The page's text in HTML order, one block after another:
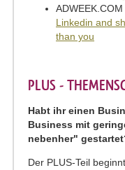
ADWEEK.COM
Linkedin and
than you
PLUS -
Habt ihr einen
Business mit
nebenher"
Der PLUS-Teil